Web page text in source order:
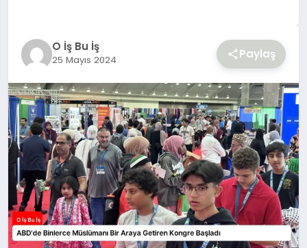
YAŞAMO İş Bu İş
25 Mayıs 2024 Paylaş